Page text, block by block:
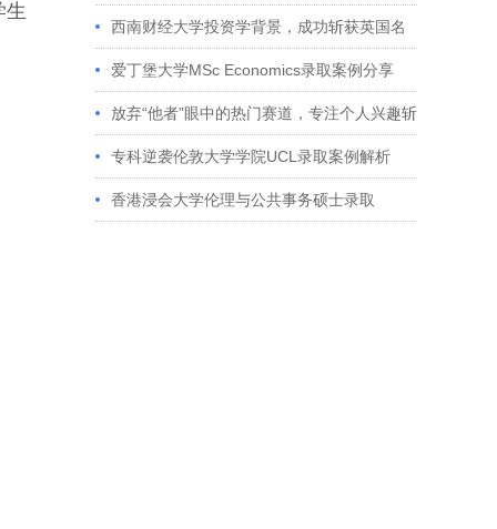
生
例 西南财经大学投资学背景，成功斩获英国名
校多份Offer
爱丁堡大学MSc Economics录取案例分享
放弃“他者”眼中的热门赛道，专注个人兴趣斩
获藤校offer｜成功跨专业申请经验分享
专科逆袭伦敦大学学院UCL录取案例解析
香港浸会大学伦理与公共事务硕士录取